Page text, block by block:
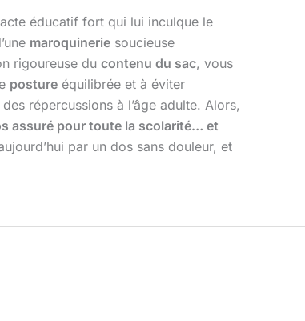
éducatif fort qui lui inculque le
maroquinerie soucieuse
rigoureuse du contenu du sac, vous
posture équilibrée et à éviter
répercussions à l’âge adulte. Alors,
assuré pour toute la scolarité… et
par un dos sans douleur, et